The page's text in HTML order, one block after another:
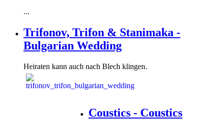
...
Trifonov, Trifon & Stanimaka -
Bulgarian Wedding
Heiraten kann auch nach Blech klingen.
Coustics - Coustics